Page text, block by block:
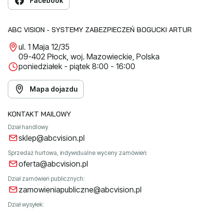
ABC VISION - SYSTEMY ZABEZPIECZEŃ BOGUCKI ARTUR
ul. 1 Maja 12/35
09-402 Płock, woj. Mazowieckie, Polska
poniedziałek - piątek 8:00 - 16:00
Mapa dojazdu
KONTAKT MAILOWY
Dział handlowy
sklep@abcvision.pl
Sprzedaż hurtowa, indywidualne wyceny zamówień:
oferta@abcvision.pl
Dział zamówień publicznych:
zamowieniapubliczne@abcvision.pl
Dział wysyłek: